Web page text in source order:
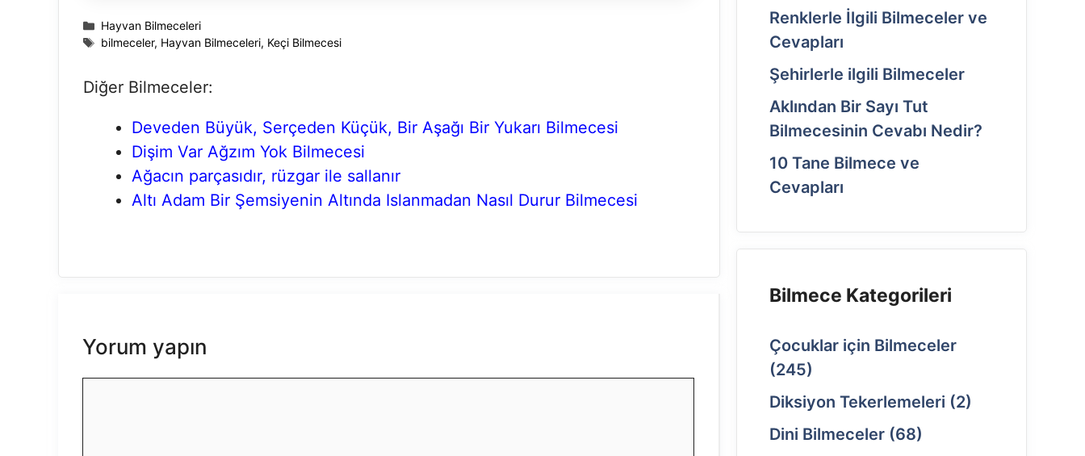
Kategoriler
Hayvan Bilmeceleri
Etiketler
bilmeceler, Hayvan Bilmeceleri, Keçi Bilmecesi
Diğer Bilmeceler:
Deveden Büyük, Serçeden Küçük, Bir Aşağı Bir Yukarı Bilmecesi
Dişim Var Ağzım Yok Bilmecesi
Ağacın parçasıdır, rüzgar ile sallanır
Altı Adam Bir Şemsiyenin Altında Islanmadan Nasıl Durur Bilmecesi
Yorum yapın
Renklerle İlgili Bilmeceler ve
Cevapları
Şehirlerle ilgili Bilmeceler
Aklından Bir Sayı Tut
Bilmecesinin Cevabı Nedir?
10 Tane Bilmece ve
Cevapları
Bilmece Kategorileri
Çocuklar için Bilmeceler
(245)
Diksiyon Tekerlemeleri (2)
Dini Bilmeceler (68)